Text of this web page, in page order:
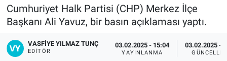
Cumhuriyet Halk Partisi (CHP) Merkez İlçe
Başkanı Ali Yavuz, bir basın açıklaması yaptı.
VASFIYE YILMAZ TUNÇ
EDITÖR
03.02.2025 - 15:04
YAYINLANMA
03.02.2025 -